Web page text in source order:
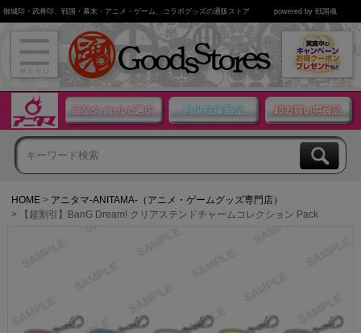
御城印・武将印、戦国・幕末・アニメ・ゲーム、コラボグッズの通販ストア powered by 戦国魂
HOME
アニタマ-ANITAMA-（アニメ・ゲームグッズ専門店）
【超割引】BanG Dream! クリアステンドチャームコレクション Pack